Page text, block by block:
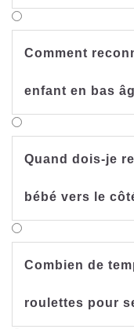
Comment
enfant en bas
Quand dois-je
bébé vers le
Combien de
roulettes pour